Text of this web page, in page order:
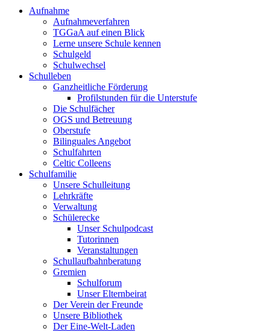
Aufnahme
Aufnahmeverfahren
TGGaA auf einen Blick
Lerne unsere Schule kennen
Schulgeld
Schulwechsel
Schulleben
Ganzheitliche Förderung
Profilstunden für die Unterstufe
Die Schulfächer
OGS und Betreuung
Oberstufe
Bilinguales Angebot
Schulfahrten
Celtic Colleens
Schulfamilie
Unsere Schulleitung
Lehrkräfte
Verwaltung
Schülerecke
Unser Schulpodcast
Tutorinnen
Veranstaltungen
Schullaufbahnberatung
Gremien
Schulforum
Unser Elternbeirat
Der Verein der Freunde
Unsere Bibliothek
Der Eine-Welt-Laden